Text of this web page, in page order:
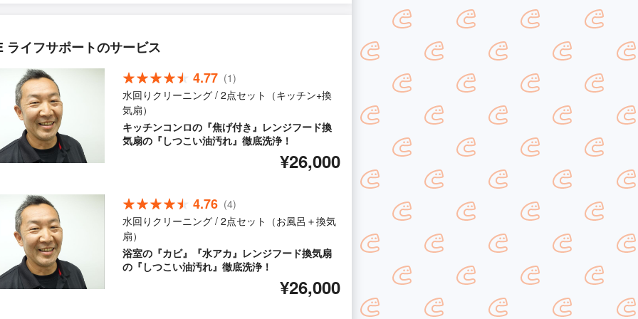
ライフサポートのサービス
4.77 (1)
水回りクリーニング / 2点セット（キッチン+換
気扇）
キッチンコンロの『焦げ付き』レンジフード換
気扇の『しつこい油汚れ』徹底洗浄！
¥26,000
4.76 (4)
水回りクリーニング / 2点セット（お風呂＋換気
扇）
浴室の『カビ』『水アカ』レンジフード換気扇
の『しつこい油汚れ』徹底洗浄！
¥26,000